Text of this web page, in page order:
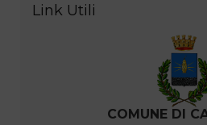
Link Utili
COMUNE DI